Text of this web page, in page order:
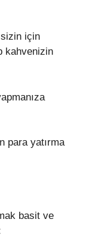
için
kahvenizin
para yatırma
basit ve